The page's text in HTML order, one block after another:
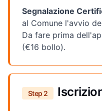
Segnalazione
al Comune l'avvio
Da fare prima
(€16 bollo).
Step 2